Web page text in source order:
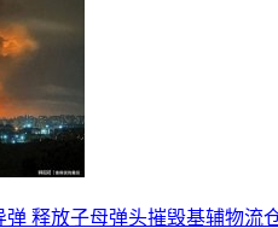
释放子母弹头摧毁基辅物流